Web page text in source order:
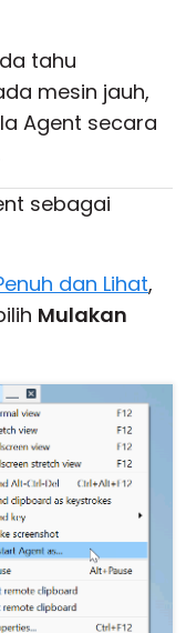
tahu
mesin jauh,
Agent secara
sebagai
dan Lihat,
Mulakan